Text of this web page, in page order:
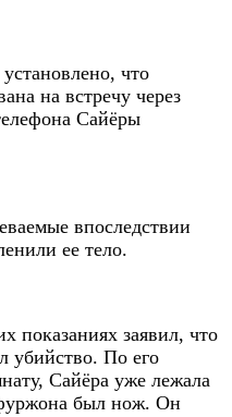
что
на встречу через
Сайёры
впоследствии
ее тело.
показаниях заявил, что
убийство. По его
Сайёра уже лежала
был нож. Он